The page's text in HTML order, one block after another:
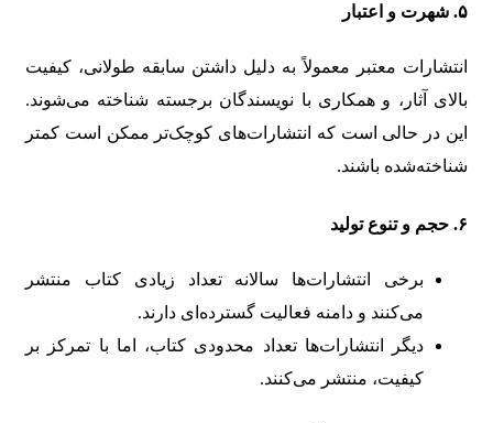
۵. شهرت و اعتبار
انتشارات معتبر معمولاً به دلیل داشتن سابقه طولانی، کیفیت
بالای آثار، و همکاری با نویسندگان برجسته شناخته می‌شوند.
این در حالی است که انتشارات‌های کوچک‌تر ممکن است کمتر
شناخته‌شده باشند.
۶. حجم و تنوع تولید
برخی انتشارات‌ها سالانه تعداد زیادی کتاب منتشر
می‌کنند و دامنه فعالیت گسترده‌ای دارند.
دیگر انتشارات‌ها تعداد محدودی کتاب، اما با تمرکز بر
کیفیت، منتشر می‌کنند.